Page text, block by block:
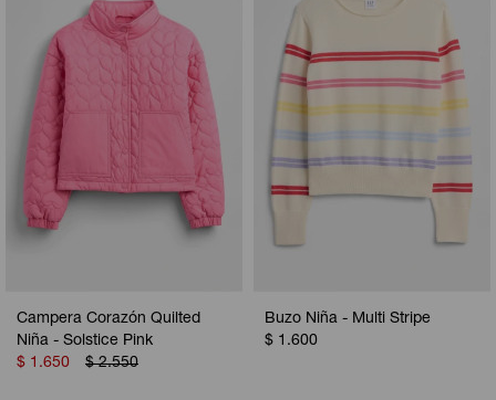
Campera Corazón Quilted
Niña - Solstice Pink
$ 1.650 $ 2.550
Buzo Niña - Multi Stripe
$ 1.600